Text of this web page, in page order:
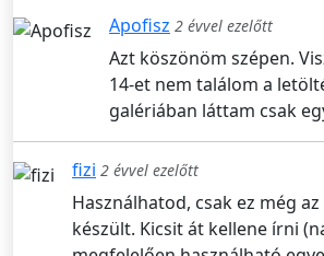
Apofisz 2 évvel ezelőtt
Azt köszönöm szépen.
14-et nem találom a
galériában láttam csak
fizi 2 évvel ezelőtt
Használhatod, csak ez még
készült. Kicsit át kellene írni